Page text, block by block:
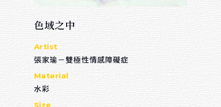
色域之中
Artist
張家瑜－雙極性情感障礙症
Material
水彩
Size